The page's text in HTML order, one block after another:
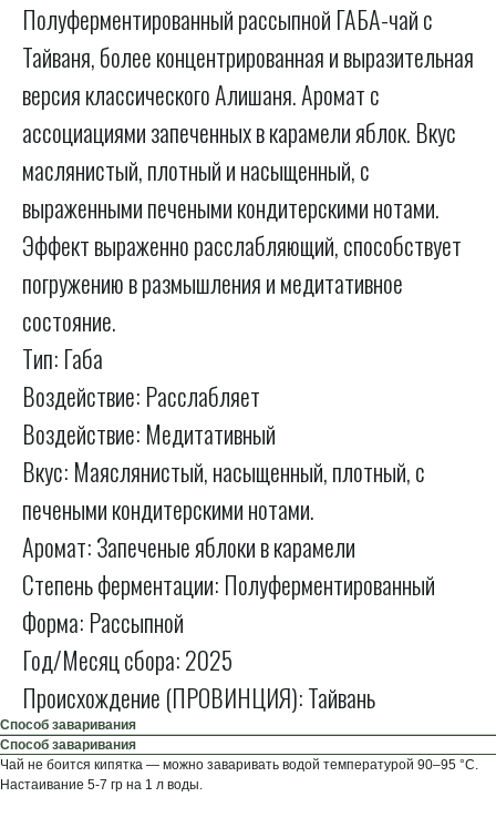
Полуферментированный рассыпной ГАБА-чай с
Тайваня, более концентрированная и выразительная
версия классического Алишаня. Аромат с
ассоциациями запеченных в карамели яблок. Вкус
маслянистый, плотный и насыщенный, с
выраженными печеными кондитерскими нотами.
Эффект выраженно расслабляющий, способствует
погружению в размышления и медитативное
состояние.
Тип: Габа
Воздействие: Расслабляет
Воздействие: Медитативный
Вкус: Маяслянистый, насыщенный, плотный, с
печеными кондитерскими нотами.
Аромат: Запеченые яблоки в карамели
Степень ферментации: Полуферментированный
Форма: Рассыпной
Год/Месяц сбора: 2025
Происхождение (ПРОВИНЦИЯ): Тайвань
Способ заваривания
Способ заваривания
Чай не боится кипятка — можно заваривать водой температурой 90–95 °C.
Настаивание 5-7 гр на 1 л воды.